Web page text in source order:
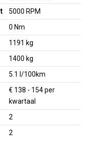
5000 RPM
0 Nm
1191 kg
1400 kg
5.1 l/100km
€ 138 - 154 per
kwartaal
2
2